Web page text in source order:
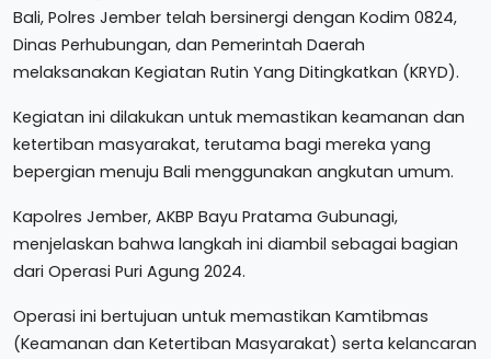
Bali, Polres Jember telah bersinergi dengan Kodim 0824,
Dinas Perhubungan, dan Pemerintah Daerah
melaksanakan Kegiatan Rutin Yang Ditingkatkan (KRYD).
Kegiatan ini dilakukan untuk memastikan keamanan dan
ketertiban masyarakat, terutama bagi mereka yang
bepergian menuju Bali menggunakan angkutan umum.
Kapolres Jember, AKBP Bayu Pratama Gubunagi,
menjelaskan bahwa langkah ini diambil sebagai bagian
dari Operasi Puri Agung 2024.
Operasi ini bertujuan untuk memastikan Kamtibmas
(Keamanan dan Ketertiban Masyarakat) serta kelancaran